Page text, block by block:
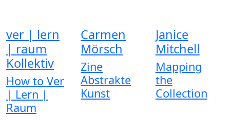
ver | lern
| raum
Kollektiv
How to Ver
| Lern |
Raum
Carmen
Mörsch
Zine
Abstrakte
Kunst
Janice
Mitchell
Mapping
the
Collection